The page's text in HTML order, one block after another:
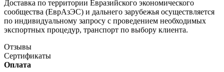
Доставка по территории Евразийского экономического
сообщества (ЕврАзЭС) и дальнего зарубежья осуществляется
по индивидуальному запросу с проведением необходимых
экспортных процедур, транспорт по выбору клиента.
Отзывы
Сертификаты
Оплата